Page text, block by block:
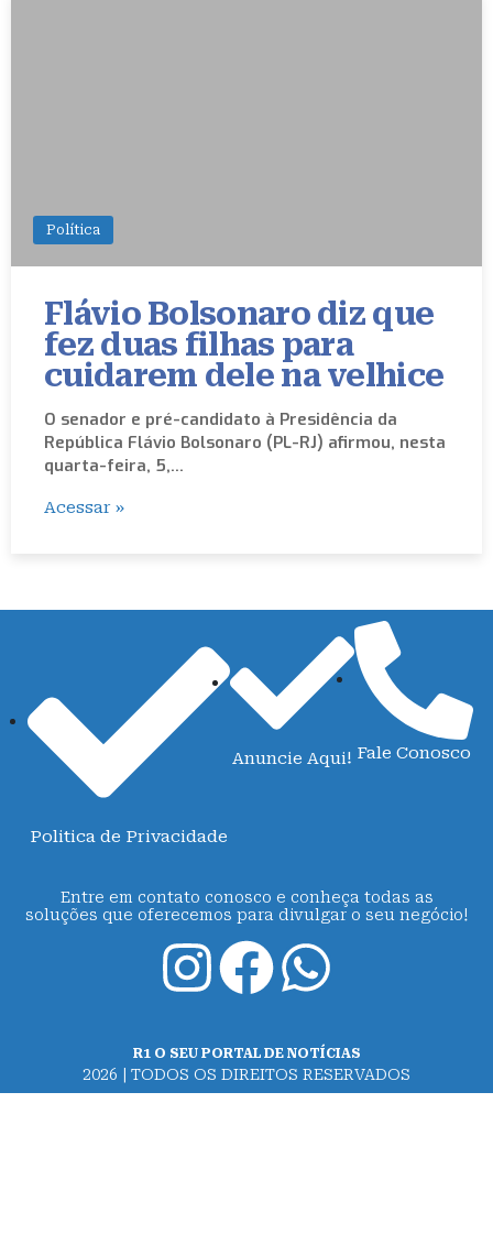
Política
Flávio Bolsonaro diz que
fez duas filhas para
cuidarem dele na velhice
O senador e pré-candidato à Presidência da
República Flávio Bolsonaro (PL-RJ) afirmou, nesta
quarta-feira, 5,…
Acessar »
Politica de Privacidade
Anuncie Aqui! Fale Conosco
Entre em contato conosco e conheça todas as
soluções que oferecemos para divulgar o seu negócio!
R1 O SEU PORTAL DE NOTÍCIAS
2026 | TODOS OS DIREITOS RESERVADOS